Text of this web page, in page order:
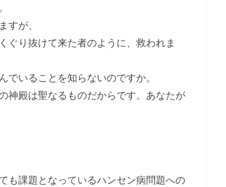
が、
ぐり抜けて来た者のように、救われま
いることを知らないのですか。
神殿は聖なるものだからです。あなたが
も課題となっているハンセン病問題への